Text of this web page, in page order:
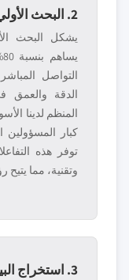
2. البحث الأولي
يشكل البحث
التواصل
الدقة والعمق
المنظم لدينا
كبار المسؤولين
توفر هذه
وتقنية، مما
3. استخراج البيانات وتحليل السوق